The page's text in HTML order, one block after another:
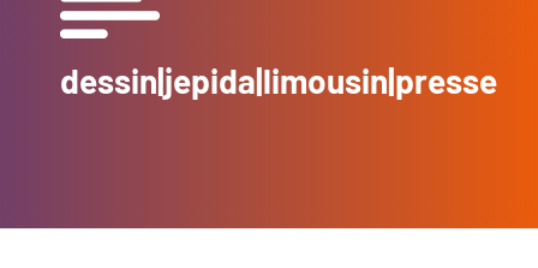
dessin|jepida|limousin|presse